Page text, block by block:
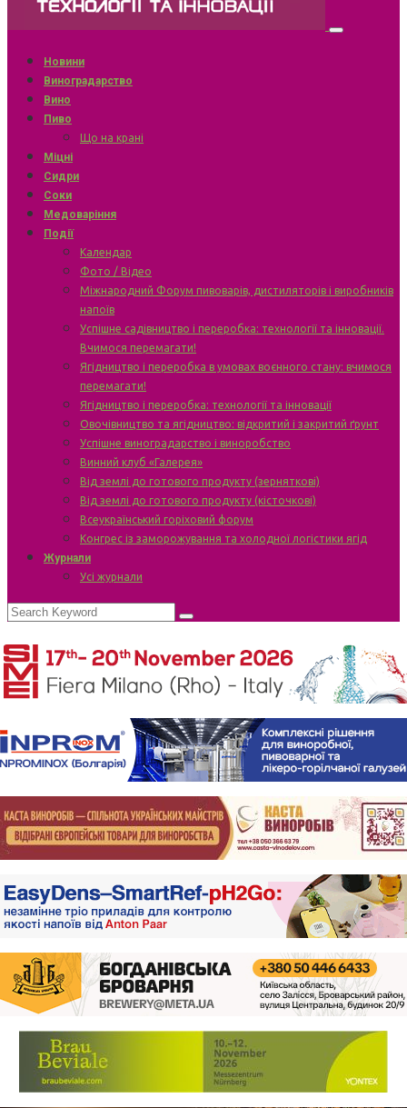
Новини
Виноградарство
Вино
Пиво
Що на крані
Міцні
Сидри
Соки
Медоваріння
Події
Календар
Фото / Відео
Міжнародний Форум пивоварів, дистиляторів і виробників
напоїв
Успішне садівництво і переробка: технології та інновації.
Вчимося перемагати!
Ягідництво і переробка в умовах воєнного стану: вчимося
перемагати!
Ягідництво і переробка: технології та інновації
Овочівництво та ягідництво: відкритий і закритий ґрунт
Успішне виноградарство і виноробство
Винний клуб «Галерея»
Від землі до готового продукту (зерняткові)
Від землі до готового продукту (кісточкові)
Всеукраїнський горіховий форум
Конгрес із заморожування та холодної логістики ягід
Журнали
Усі журнали